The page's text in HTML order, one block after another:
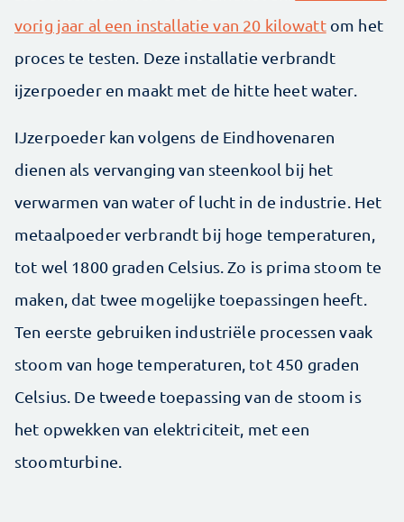
vorig jaar al een installatie van 20 kilowattom het
proces te testen. Deze installatie verbrandt
ijzerpoeder en maakt met de hitte heet water.
IJzerpoeder kan volgens de Eindhovenaren
dienen als vervanging van steenkool bij het
verwarmen van water of lucht in de industrie. Het
metaalpoeder verbrandt bij hoge temperaturen,
tot wel 1800 graden Celsius. Zo is prima stoom te
maken, dat twee mogelijke toepassingen heeft.
Ten eerste gebruiken industriële processen vaak
stoom van hoge temperaturen, tot 450 graden
Celsius. De tweede toepassing van de stoom is
het opwekken van elektriciteit, met een
stoomturbine.